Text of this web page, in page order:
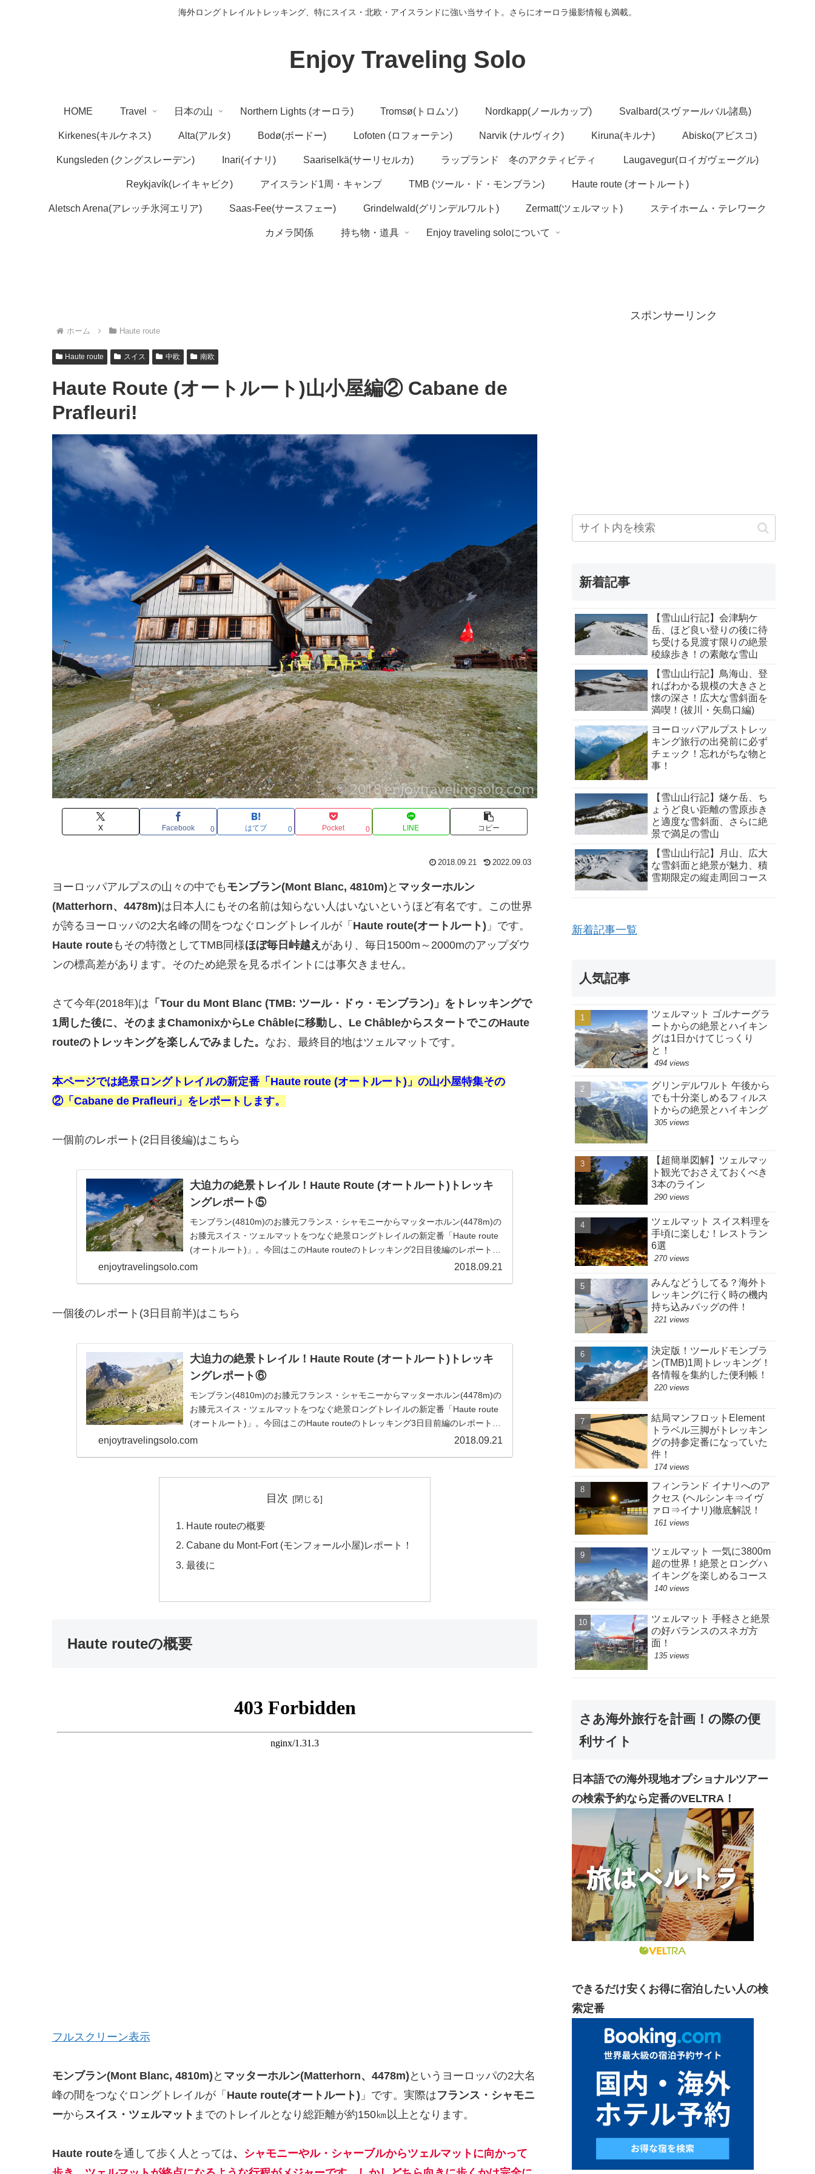
海外ロングトレイルトレッキング、特にスイス・北欧・アイスランドに強い当サイト。さらにオーロラ撮影情報も満載。
Enjoy Traveling Solo
HOME Travel 日本の山 Northern Lights (オーロラ) Tromsø(トロムソ) Nordkapp(ノールカップ) Svalbard(スヴァールバル諸島)
Kirkenes(キルケネス) Alta(アルタ) Bodø(ボードー) Lofoten (ロフォーテン) Narvik (ナルヴィク) Kiruna(キルナ) Abisko(アビスコ)
Kungsleden (クングスレーデン) Inari(イナリ) Saariselkä(サーリセルカ) ラップランド 冬のアクティビティ Laugavegur(ロイガヴェーグル)
Reykjavík(レイキャビク) アイスランド1周・キャンプ TMB (ツール・ド・モンブラン) Haute route (オートルート)
Aletsch Arena(アレッチ氷河エリア) Saas-Fee(サースフェー) Grindelwald(グリンデルワルト) Zermatt(ツェルマット) ステイホーム・テレワーク
カメラ関係 持ち物・道具 Enjoy traveling soloについて
ホーム Haute route
Haute route スイス 中欧 南欧
Haute Route (オートルート)山小屋編② Cabane de
Prafleuri!
X Facebook 0 はてブ 0 Pocket 0 LINE コピー
2018.09.21 2022.09.03
ヨーロッパアルプスの山々の中でも モンブラン(Mont Blanc, 4810m) と マッターホルン
(Matterhorn、4478m)は日本人にもその名前は知らない人はいないというほど有名です。この世界
が誇るヨーロッパの2大名峰の間をつなぐロングトレイルが「 Haute route(オートルート) 」です。
Haute routeもその特徴としてTMB同様ほぼ毎日峠越え があり、毎日1500m～2000mのアップダウ
ンの標高差があります。そのため絶景を見るポイントには事欠きません。
さて今年(2018年)は 「Tour du Mont Blanc (TMB: ツール・ドゥ・モンブラン)」をトレッキングで
1周した後に、そのままChamonixからLe Châbleに移動し、Le ChâbleからスタートでこのHaute
routeのトレッキングを楽しんでみました。 なお、最終目的地はツェルマットです。
本ページでは絶景ロングトレイルの新定番「Haute route (オートルート)」の山小屋特集その
②「Cabane de Prafleuri」をレポートします。
一個前のレポート(2日目後編)はこちら
大迫力の絶景トレイル！Haute Route (オートルート)トレッキ
ングレポート⑤
モンブラン(4810m)のお膝元フランス・シャモニーからマッターホルン(4478m)の
お膝元スイス・ツェルマットをつなぐ絶景ロングトレイルの新定番「Haute route
(オートルート)」。今回はこのHaute routeのトレッキング2日目後編のレポートを
行います。
enjoytravelingsolo.com 2018.09.21
一個後のレポート(3日目前半)はこちら
大迫力の絶景トレイル！Haute Route (オートルート)トレッキ
ングレポート⑥
モンブラン(4810m)のお膝元フランス・シャモニーからマッターホルン(4478m)の
お膝元スイス・ツェルマットをつなぐ絶景ロングトレイルの新定番「Haute route
(オートルート)」。今回はこのHaute routeのトレッキング3日目前編のレポートを
行います。
enjoytravelingsolo.com 2018.09.21
目次
Haute routeの概要
Cabane du Mont-Fort (モンフォール小屋)レポート！
最後に
Haute routeの概要
フルスクリーン表示
モンブラン(Mont Blanc, 4810m) と マッターホルン(Matterhorn、4478m) というヨーロッパの2大名
峰の間をつなぐロングトレイルが「 Haute route(オートルート) 」です。実際はフランス・シャモニ
ーから スイス・ツェルマット までのトレイルとなり総距離が約150㎞以上となります。
Haute routeを通して歩く人とっては、 シャモニーやル・シャーブルからツェルマットに向かって
スポンサーリンク
新着記事
【雪山山行記】会津駒ケ
岳、ほど良い登りの後に待
ち受ける見渡す限りの絶景
稜線歩き！の素敵な雪山
【雪山山行記】鳥海山、登
ればわかる規模の大きさと
懐の深さ！広大な雪斜面を
満喫！(祓川・矢島口編)
ヨーロッパアルプストレッ
キング旅行の出発前に必ず
チェック！忘れがちな物と
事！
【雪山山行記】燧ケ岳、ち
ょうど良い距離の雪原歩き
と適度な雪斜面、さらに絶
景で満足の雪山
【雪山山行記】月山、広大
な雪斜面と絶景が魅力、積
雪期限定の縦走周回コース
新着記事一覧
人気記事
ツェルマット ゴルナーグラ
ートからの絶景とハイキン
グは1日かけてじっくり
と！
494 views
グリンデルワルト 午後から
でも十分楽しめるフィルス
トからの絶景とハイキング
305 views
【超簡単図解】ツェルマッ
ト観光でおさえておくべき
3本のライン
290 views
ツェルマット スイス料理を
手頃に楽しむ！レストラン
6選
270 views
みんなどうしてる？海外ト
レッキングに行く時の機内
持ち込みバッグの件！
221 views
決定版！ツールドモンブラ
ン(TMB)1周トレッキング！
各情報を集約した便利帳！
220 views
結局マンフロットElement
トラベル三脚がトレッキン
グの持参定番になっていた
件！
174 views
フィンランド イナリへのア
クセス (ヘルシンキ⇒イヴ
ァロ⇒イナリ)徹底解説！
161 views
ツェルマット 一気に3800m
超の世界！絶景とロングハ
イキングを楽しめるコース
140 views
ツェルマット 手軽さと絶景
の好バランスのスネガ方
面！
135 views
さあ海外旅行を計画！の際の便
利サイト
日本語での海外現地オプショナルツアー
の検索予約なら定番のVELTRA！
できるだけ安くお得に宿泊したい人の検
索定番